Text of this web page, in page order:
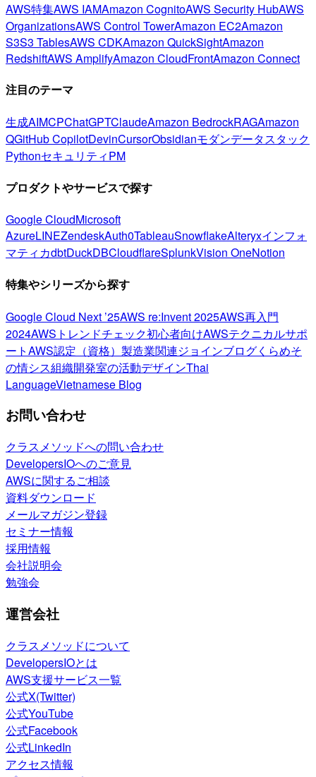
AWS特集AWS IAMAmazon CognitoAWS Security HubAWS
OrganizationsAWS Control TowerAmazon EC2Amazon
S3S3 TablesAWS CDKAmazon QuickSightAmazon
RedshiftAWS AmplifyAmazon CloudFrontAmazon Connect
注目のテーマ
生成AIMCPChatGPTClaudeAmazon BedrockRAGAmazon
QGitHub CopilotDevinCursorObsidianモダンデータスタック
PythonセキュリティPM
プロダクトやサービスで探す
Google CloudMicrosoft
AzureLINEZendeskAuth0TableauSnowflakeAlteryxインフォ
マティカdbtDuckDBCloudflareSplunkVision OneNotion
特集やシリーズから探す
Google Cloud Next ’25AWS re:Invent 2025AWS再入門
2024AWSトレンドチェック初心者向けAWSテクニカルサポ
ートAWS認定（資格） 製造業関連ジョインブログくらめそ
の情シス組織開発室の活動デザインThai
LanguageVietnamese Blog
お問い合わせ
クラスメソッドへの問い合わせ
DevelopersIOへのご意見
AWSに関するご相談
資料ダウンロード
メールマガジン登録
セミナー情報
採用情報
会社説明会
勉強会
運営会社
クラスメソッドについて
DevelopersIOとは
AWS支援サービス一覧
公式X(Twitter)
公式YouTube
公式Facebook
公式LinkedIn
アクセス情報